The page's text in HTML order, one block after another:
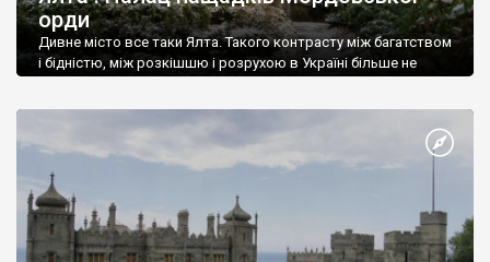
орди
Дивне місто все таки Ялта. Такого контрасту між багатством
і бідністю, між розкішшю і розрухою в Україні більше не